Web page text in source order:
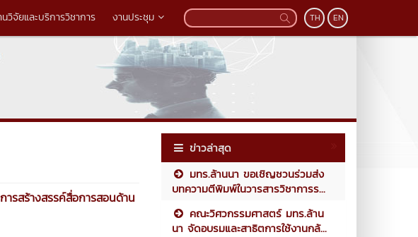
วิจัยและบริการวิชาการ งานประชุม TH EN
รสร้างสรรค์สื่อการสอนด้าน
ข่าวล่าสุด
มทร.ล้านนา ขอเชิญชวนร่วมส่ง
บทความตีพิมพ์ในวารสารวิชาการร...
คณะวิศวกรรมศาสตร์ มทร.ล้าน
นา จัดอบรมและสาธิตการใช้งานกล้...